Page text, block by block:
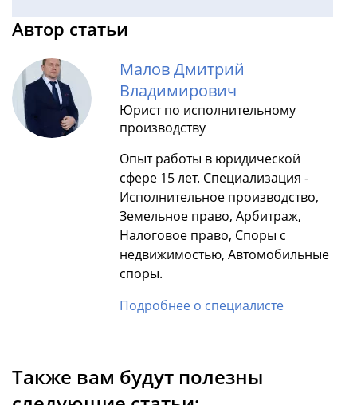
Автор статьи
Малов Дмитрий
Владимирович
Юрист по исполнительному
производству
Опыт работы в юридической
сфере 15 лет. Специализация -
Исполнительное производство,
Земельное право, Арбитраж,
Налоговое право, Споры с
недвижимостью, Автомобильные
споры.
Подробнее о специалисте
Также вам будут полезны